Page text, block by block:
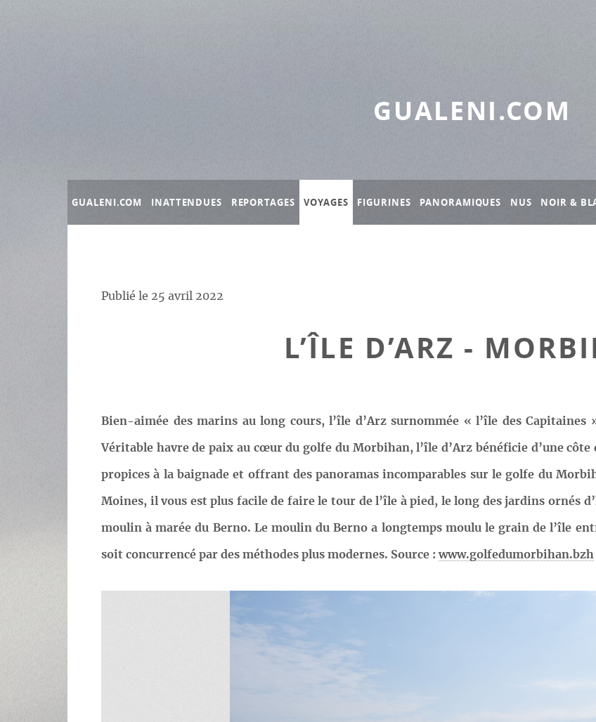
GUALENI.COM
GUALENI.COM INATTENDUES REPORTAGES VOYAGES FIGURINES PANORAMIQUES NUS NOIR &
Publié le 25 avril 2022
L’ÎLE D’ARZ -
Bien-aimée des marins au long cours, l’île d’Arz surnommée « l’île des
Véritable havre de paix au cœur du golfe du Morbihan, l’île d’Arz bénéficie d’une
propices à la baignade et offrant des panoramas incomparables sur le golfe du
Moines, il vous est plus facile de faire le tour de l’île à pied, le long des jardins ornés
moulin à marée du Berno. Le moulin du Berno a longtemps moulu le grain de l’île
soit concurrencé par des méthodes plus modernes. Source :www.golfedumorbihan.bzh